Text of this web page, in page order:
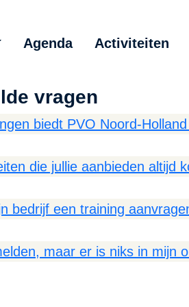
Agenda Activiteiten
vragen
biedt PVO Noord-
die jullie aanbieden altijd
bedrijf een training
maar er is niks in mijn